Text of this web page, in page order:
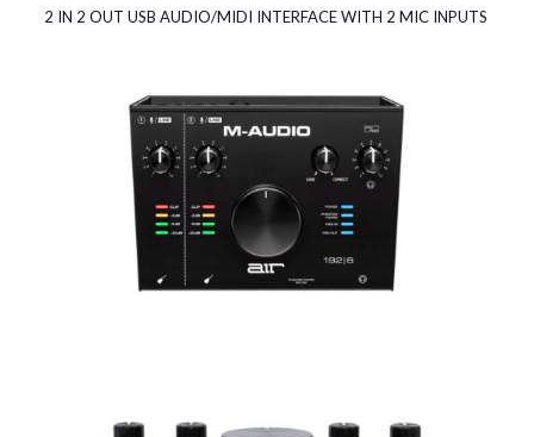
2 IN 2 OUT USB AUDIO/MIDI INTERFACE WITH 2 MIC INPUTS